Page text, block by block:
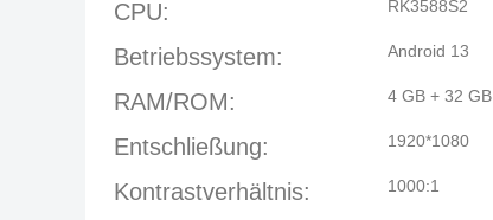
CPU: RK3588S2
Betriebssystem: Android 13
RAM/ROM: 4 GB + 32 GB
Entschließung: 1920*1080
Kontrastverhältnis: 1000:1